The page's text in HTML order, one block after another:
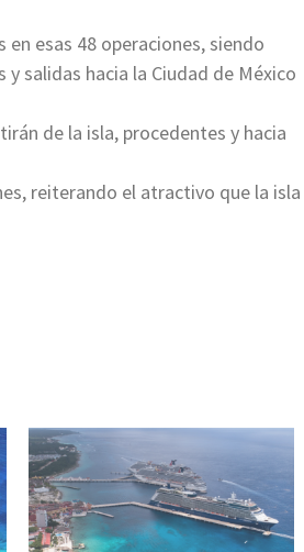
esas 48 operaciones, siendo
salidas hacia la Ciudad de México
de la isla, procedentes y hacia
reiterando el atractivo que la isla